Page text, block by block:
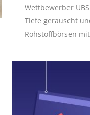
Wettbewerber
Tiefe gerauscht
Rohstoffbörsen